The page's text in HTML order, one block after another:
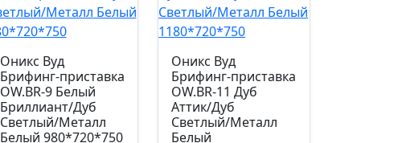
клавишным слайдером,
фиксация в 4 положениях
Газпатрон мм.
Оникс Вуд
Брифинг-приставка
OW.BR-9 Белый
Бриллиант/Дуб
Светлый/Металл
Белый 980*720*750
Оникс Вуд
Брифинг-приставка
OW.BR-11 Дуб
Аттик/Дуб
Светлый/Металл
Белый